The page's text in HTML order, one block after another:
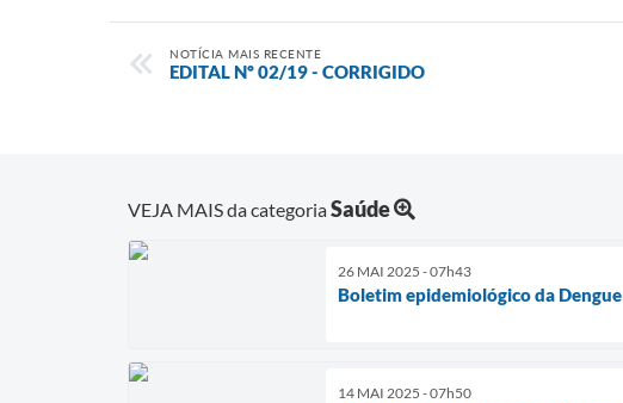
NOTÍCIA MAIS RECENTE
EDITAL Nº 02/19 - CORRIGIDO
VEJA MAIS da categoriaSaúde
26 MAI 2025 - 07h43
Boletim epidemiológico da Dengue
14 MAI 2025 - 07h50